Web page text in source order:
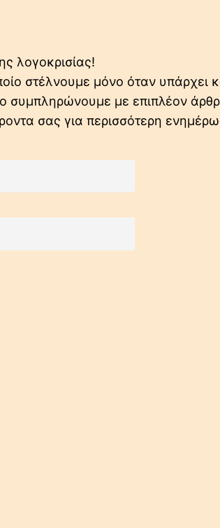
λογοκρισίας!
στέλνουμε μόνο όταν υπάρχει
συμπληρώνουμε με επιπλέον
σας για περισσότερη